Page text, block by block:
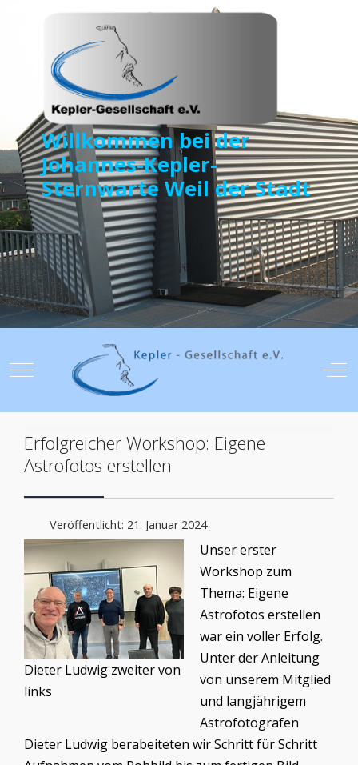
Willkommen bei der
Johannes-Kepler-
Sternwarte Weil der Stadt
Mobile Menu Toggle
Erfolgreicher Workshop: Eigene
Astrofotos erstellen
Veröffentlicht: 21. Januar 2024
Dieter Ludwig zweiter von
links
Unser erster
Workshop zum
Thema: Eigene
Astrofotos erstellen
war ein voller Erfolg.
Unter der Anleitung
von unserem Mitglied
und langjährigem
Astrofotografen
Dieter Ludwig berabeiteten wir Schritt für Schritt